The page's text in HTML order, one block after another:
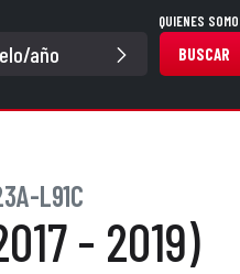
BUSCAR
QUIENES
L91C
- 2019)